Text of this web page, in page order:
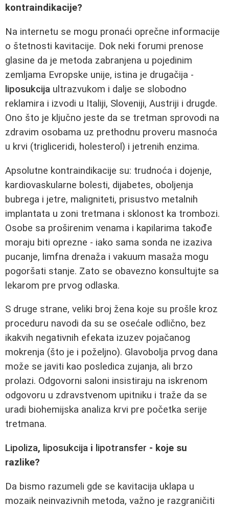
kontraindikacije?
Na internetu se mogu pronaći oprečne informacije
o štetnosti kavitacije. Dok neki forumi prenose
glasine da je metoda zabranjena u pojedinim
zemljama Evropske unije, istina je drugačija -
liposukcija ultrazvukom i dalje se slobodno
reklamira i izvodi u Italiji, Sloveniji, Austriji i drugde.
Ono što je ključno jeste da se tretman sprovodi na
zdravim osobama uz prethodnu proveru masnoća
u krvi (trigliceridi, holesterol) i jetrenih enzima.
Apsolutne kontraindikacije su: trudnoća i dojenje,
kardiovaskularne bolesti, dijabetes, oboljenja
bubrega i jetre, maligniteti, prisustvo metalnih
implantata u zoni tretmana i sklonost ka trombozi.
Osobe sa proširenim venama i kapilarima takođe
moraju biti oprezne - iako sama sonda ne izaziva
pucanje, limfna drenaža i vakuum masaža mogu
pogoršati stanje. Zato se obavezno konsultujte sa
lekarom pre prvog odlaska.
S druge strane, veliki broj žena koje su prošle kroz
proceduru navodi da su se osećale odlično, bez
ikakvih negativnih efekata izuzev pojačanog
mokrenja (što je i poželjno). Glavobolja prvog dana
može se javiti kao posledica zujanja, ali brzo
prolazi. Odgovorni saloni insistiraju na iskrenom
odgovoru u zdravstvenom upitniku i traže da se
uradi biohemijska analiza krvi pre početka serije
tretmana.
Lipoliza, liposukcija i lipotransfer - koje su
razlike?
Da bismo razumeli gde se kavitacija uklapa u
mozaik neinvazivnih metoda, važno je razgraničiti